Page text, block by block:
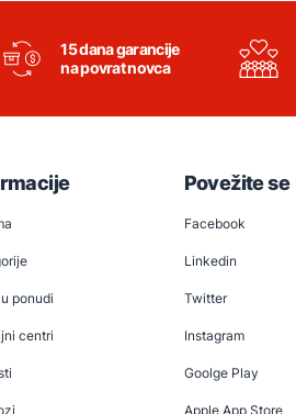
15 dana garancije
na povrat novca
ponudi
centri
Povežite se
Facebook
Linkedin
Twitter
Instagram
Goolge Play
Apple App Store